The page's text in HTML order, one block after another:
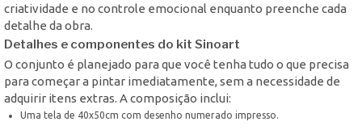
criatividade e no controle emocional enquanto preenche cada
detalhe da obra.
Detalhes e componentes do kit Sinoart
O conjunto é planejado para que você tenha tudo o que precisa
para começar a pintar imediatamente, sem a necessidade de
adquirir itens extras. A composição inclui:
Uma tela de 40x50cm com desenho numerado impresso.